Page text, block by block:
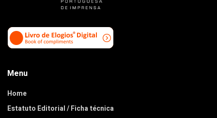
Menu
Home
Estatuto Editorial / Ficha técnica